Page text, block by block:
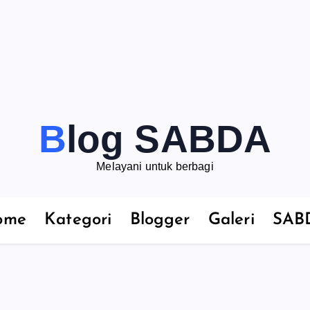
Blog SABDA
Melayani untuk berbagi
Kategori Blogger Galeri